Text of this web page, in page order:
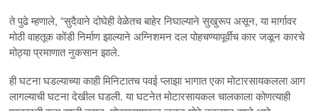
ते पुढे म्हणाले, “सुदैवाने दोघेही वेळेतच बाहेर निघाल्याने सुखुरूप असून, या मार्गावर
मोठी वाहतूक कोंडी निर्माण झाल्याने अग्निशमन दल पोहचण्यापूर्वीच कार जळून कारचे
मोठ्या प्रमाणात नुकसान झाले.
ही घटना घडल्याच्या काही मिनिटातच पवई प्लाझा भागात एका मोटारसायकलला आग
लागल्याची घटना देखील घडली. या घटनेत मोटारसायकल चालकाला कोणत्याही